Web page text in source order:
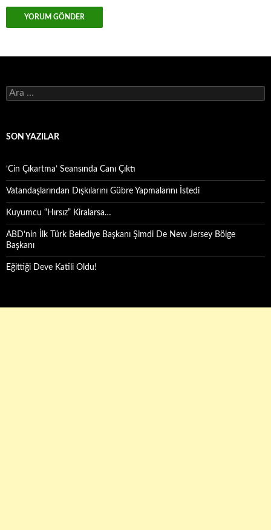
Arama:
SON YAZILAR
‘Cin Çıkartma’ Seansında Canı Çıktı
Vatandaşlarından Dışkılarını Gübre Yapmalarını İstedi
Kuyumcu “Hırsız” Kiralarsa…
ABD’nin İlk Türk Belediye Başkanı Şimdi De New Jersey Bölge
Başkanı
Eğittiği Deve Katili Oldu!